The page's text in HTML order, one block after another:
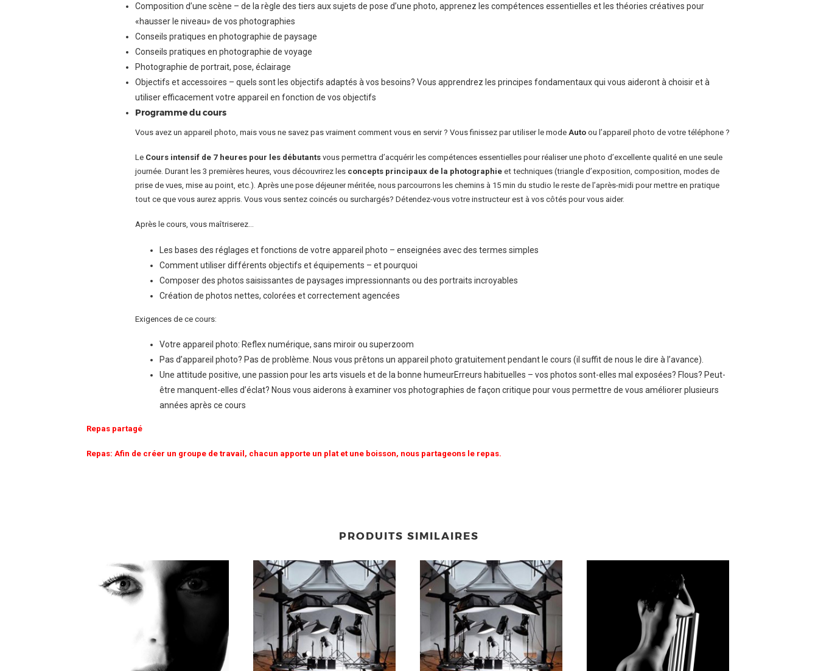
Composition d’une scène – de la règle des tiers aux sujets de pose d’une photo, apprenez les compétences essentielles et les théories créatives pour
«hausser le niveau» de vos photographies
Conseils pratiques en photographie de paysage
Conseils pratiques en photographie de voyage
Photographie de portrait, pose, éclairage
Objectifs et accessoires – quels sont les objectifs adaptés à vos besoins? Vous apprendrez les principes fondamentaux qui vous aideront à choisir et à
utiliser efficacement votre appareil en fonction de vos objectifs
Programme du cours
Vous avez un appareil photo, mais vous ne savez pas vraiment comment vous en servir ? Vous finissez par utiliser le mode Auto ou l’appareil photo de votre téléphone ?
Le Cours intensif de 7 heures pour les débutants vous permettra d’acquérir les compétences essentielles pour réaliser une photo d’excellente qualité en une seule
journée. Durant les 3 premières heures, vous découvrirez les concepts principaux de la photographie et techniques (triangle d’exposition, composition, modes de
prise de vues, mise au point, etc.). Après une pose déjeuner méritée, nous parcourrons les chemins à 15 min du studio le reste de l’après-midi pour mettre en pratique
tout ce que vous aurez appris. Vous vous sentez coincés ou surchargés? Détendez-vous votre instructeur est à vos côtés pour vous aider.
Après le cours, vous maîtriserez…
Les bases des réglages et fonctions de votre appareil photo – enseignées avec des termes simples
Comment utiliser différents objectifs et équipements – et pourquoi
Composer des photos saisissantes de paysages impressionnants ou des portraits incroyables
Création de photos nettes, colorées et correctement agencées
Exigences de ce cours:
Votre appareil photo: Reflex numérique, sans miroir ou superzoom
Pas d’appareil photo? Pas de problème. Nous vous prêtons un appareil photo gratuitement pendant le cours (il suffit de nous le dire à l’avance).
Une attitude positive, une passion pour les arts visuels et de la bonne humeurErreurs habituelles – vos photos sont-elles mal exposées? Flous? Peut-
être manquent-elles d’éclat? Nous vous aiderons à examiner vos photographies de façon critique pour vous permettre de vous améliorer plusieurs
années après ce cours
Repas partagé
Repas: Afin de créer un groupe de travail, chacun apporte un plat et une boisson, nous partageons le repas.
PRODUITS SIMILAIRES